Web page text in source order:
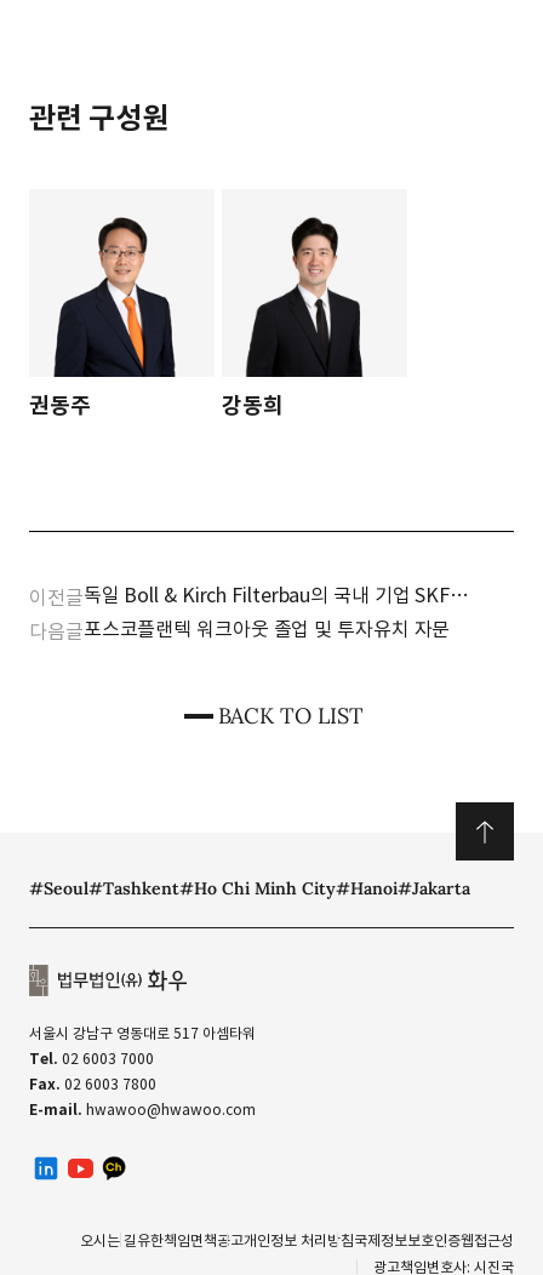
관련 구성원
권동주 강동희
이전글독일 Boll & Kirch Filterbau의 국내 기업 SKF
Marine Korea 매수 자문
BACK TO LIST
다음글포스코플랜텍 워크아웃 졸업 및 투자유치 자문
#Seoul#Tashkent#Ho Chi Minh City#Hanoi#Jakarta
서울시 강남구 영동대로 517 아셈타워
Tel. 02 6003 7000
Fax. 02 6003 7800
E-mail. hwawoo@hwawoo.com
오시는 길 유한책임면책공고개인정보 처리방침국제정보보호인증웹접근성
광고책임변호사: 시진국